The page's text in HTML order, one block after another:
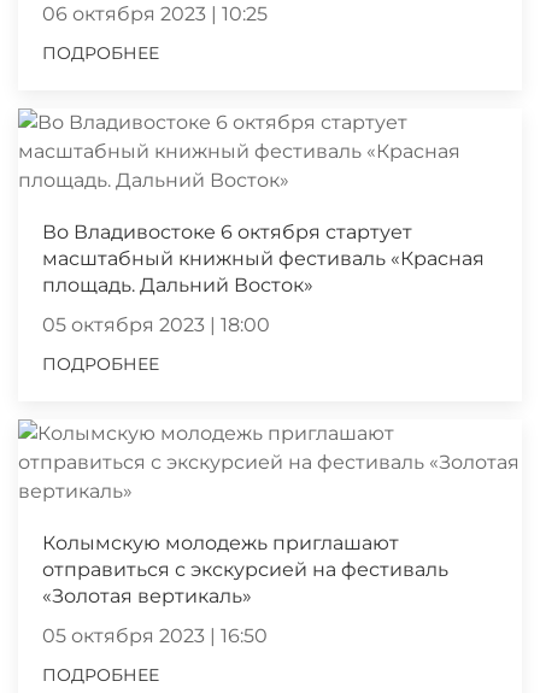
06 октября 2023 | 10:25
ПОДРОБНЕЕ
Во Владивостоке 6 октября стартует
масштабный книжный фестиваль «Красная
площадь. Дальний Восток»
05 октября 2023 | 18:00
ПОДРОБНЕЕ
Колымскую молодежь приглашают
отправиться с экскурсией на фестиваль
«Золотая вертикаль»
05 октября 2023 | 16:50
ПОДРОБНЕЕ